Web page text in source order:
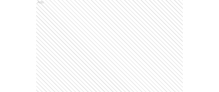
Ads